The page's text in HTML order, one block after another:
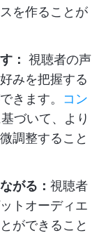
を作ることが
： 視聴者の声
みを把握する
きます。 コン
づいて、より
調整すること
がる： 視聴者
トオーディエ
ができること